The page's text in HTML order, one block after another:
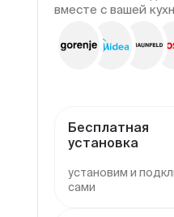
вместе с вашей
Бесплатная
установка
установим и
сами